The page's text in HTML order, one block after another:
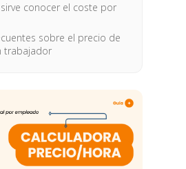
conocer el coste por
sobre el precio de
trabajador